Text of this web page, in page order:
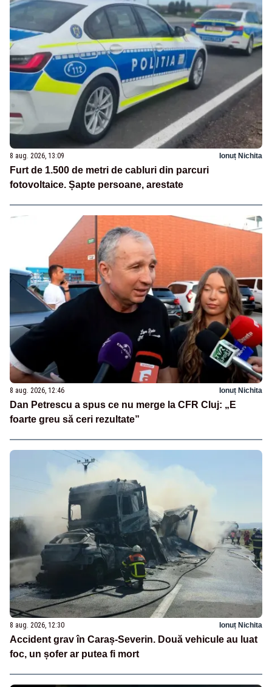
8 aug. 2026, 13:09 Ionuț Nichita
Furt de 1.500 de metri de cabluri din parcuri
fotovoltaice. Șapte persoane, arestate
8 aug. 2026, 12:46 Ionuț Nichita
Dan Petrescu a spus ce nu merge la CFR Cluj: „E
foarte greu să ceri rezultate”
8 aug. 2026, 12:30 Ionuț Nichita
Accident grav în Caraș-Severin. Două vehicule au luat
foc, un șofer ar putea fi mort